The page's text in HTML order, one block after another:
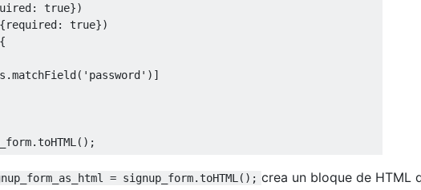
: true})
required: true})
.matchField( 'password' )]
.toHTML ();
= signup_form.toHTML(); crea un bloque de HTML